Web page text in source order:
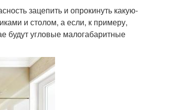
зацепить и опрокинуть какую-
и столом, а если, к примеру,
будут угловые малогабаритные